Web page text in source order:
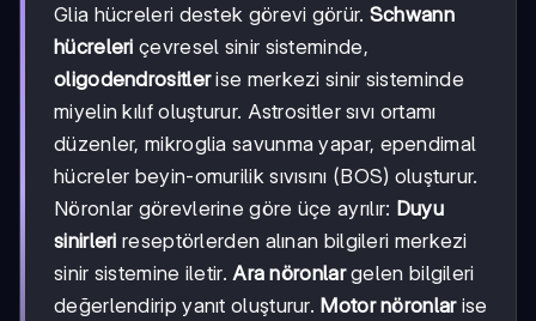
Glia hücreleri destek görevi görür. Schwann
hücreleri çevresel sinir sisteminde,
oligodendrositlerise merkezi sinir sisteminde
miyelin kılıf oluşturur. Astrositler sıvı ortamı
düzenler, mikroglia savunma yapar, ependimal
hücreler beyin-omurilik sıvısını (BOS) oluşturur.
Nöronlar görevlerine göre üçe ayrılır: Duyu
sinirleri reseptörlerden alınan bilgileri merkezi
sinir sistemine iletir. Ara nöronlargelen bilgileri
değerlendirip yanıt oluşturur. Motor nöronlarise